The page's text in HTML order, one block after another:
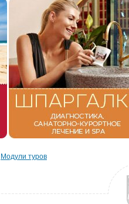
Модули туров